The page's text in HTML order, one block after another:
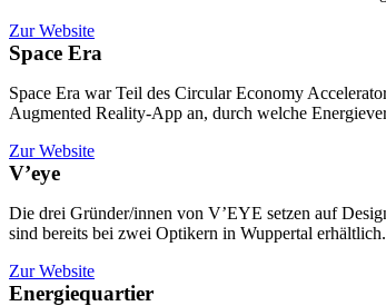
Zur Website
Space Era
Space Era war Teil des Circular Economy
Augmented Reality-App an, durch welche
Zur Website
V’eye
Die drei Gründer/innen von V’EYE setzen auf
sind bereits bei zwei Optikern in Wuppertal
Zur Website
Energiequartier